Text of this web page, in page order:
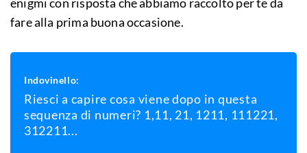
fare alla prima buona occasione.
Indovinello:
Riesci a capire cosa viene dopo in questa
sequenza di numeri? 1,11, 21, 1211, 111221,
312211...